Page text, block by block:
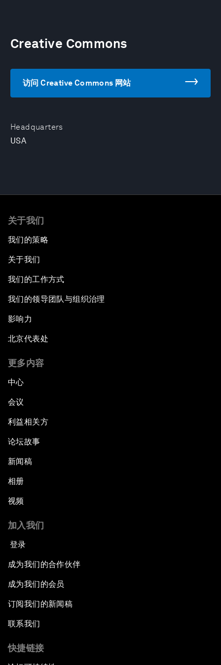
Headquarters
USA
Creative Commons
访问 Creative Commons 网站
关于我们
我们的策略
关于我们
我们的工作方式
我们的领导团队与组织治理
影响力
北京代表处
更多内容
中心
会议
利益相关方
论坛故事
新闻稿
相册
视频
加入我们
登录
成为我们的合作伙伴
成为我们的会员
订阅我们的新闻稿
联系我们
快捷链接